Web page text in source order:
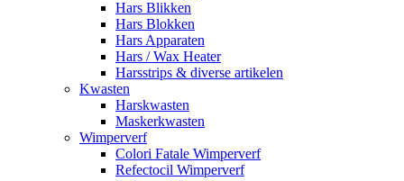
Hars Blikken
Hars Blokken
Hars Apparaten
Hars / Wax Heater
Harsstrips & diverse artikelen
Kwasten
Harskwasten
Maskerkwasten
Wimperverf
Colori Fatale Wimperverf
Refectocil Wimperverf